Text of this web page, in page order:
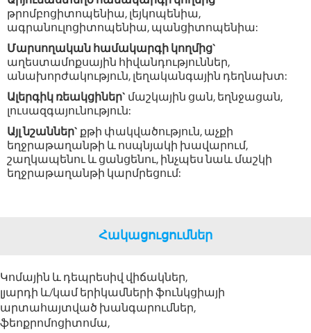
թրոմբոցիտոպենիա, լեյկոպենիա,
ագրանուլոցիտոպենիա, պանցիտոպենիա:
Մարսողական համակարգի կողմից`
աղեստամոքսային հիվանդություններ,
անախորժակություն, լեղականգային դեղնախտ:
Ալերգիկ ռեակցիներ` մաշկային ցան, եղնջացան,
լուսազգայունություն:
Այլ նշաններ` քթի փակվածություն, աչքի
եղջրաթաղանթի և ոսպնյակի խավարում,
շաղկապենու և ցանցենու, ինչպես նաև մաշկի
եղջրաթաղանթի կարմրեցում:
Հակացուցումներ
Կոմային և դեպրեսիվ վիճակներ,
լյարդի և/կամ երիկամների ֆունկցիայի
արտահայտված խանգարումներ,
ֆեոքրոմոցիտոմա,